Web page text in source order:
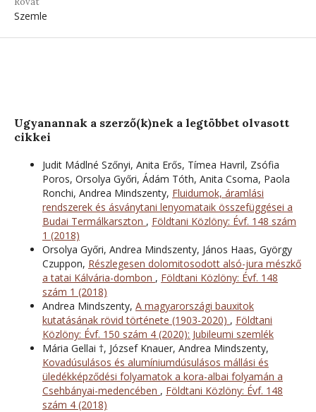
Szemle
Ugyanannak a szerző(k)nek a legtöbbet olvasott
cikkei
Judit Mádlné Szőnyi, Anita Erős, Tímea Havril, Zsófia
Poros, Orsolya Győri, Ádám Tóth, Anita Csoma, Paola
Ronchi, Andrea Mindszenty, Fluidumok, áramlási
rendszerek és ásványtani lenyomataik összefüggései a
Budai Termálkarszton , Földtani Közlöny: Évf. 148 szám
1 (2018)
Orsolya Győri, Andrea Mindszenty, János Haas, György
Czuppon, Részlegesen dolomitosodott alsó-jura mészkő
a tatai Kálvária-dombon , Földtani Közlöny: Évf. 148
szám 1 (2018)
Andrea Mindszenty, A magyarországi bauxitok
kutatásának rövid története (1903-2020) , Földtani
Közlöny: Évf. 150 szám 4 (2020): Jubileumi szemlék
Mária Gellai †, József Knauer, Andrea Mindszenty,
Kovadúsulásos és alumíniumdúsulásos mállási és
üledékképződési folyamatok a kora-albai folyamán a
Csehbányai-medencében , Földtani Közlöny: Évf. 148
szám 4 (2018)